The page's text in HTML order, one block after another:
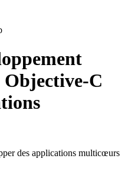
C
des applications multicœurs